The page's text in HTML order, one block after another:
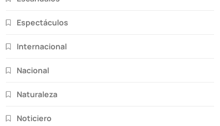
Espectáculos
Internacional
Nacional
Naturaleza
Noticiero